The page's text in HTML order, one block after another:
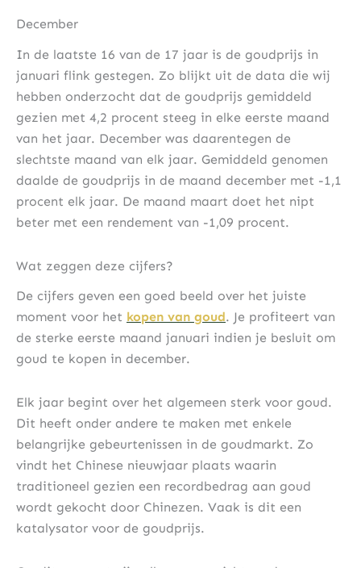
December
In de laatste 16 van de 17 jaar is de goudprijs in
januari flink gestegen. Zo blijkt uit de data die wij
hebben onderzocht dat de goudprijs gemiddeld
gezien met 4,2 procent steeg in elke eerste maand
van het jaar. December was daarentegen de
slechtste maand van elk jaar. Gemiddeld genomen
daalde de goudprijs in de maand december met -1,1
procent elk jaar. De maand maart doet het nipt
beter met een rendement van -1,09 procent.
Wat zeggen deze cijfers?
De cijfers geven een goed beeld over het juiste
moment voor het kopen van goud. Je profiteert van
de sterke eerste maand januari indien je besluit om
goud te kopen in december.
Elk jaar begint over het algemeen sterk voor goud.
Dit heeft onder andere te maken met enkele
belangrijke gebeurtenissen in de goudmarkt. Zo
vindt het Chinese nieuwjaar plaats waarin
traditioneel gezien een recordbedrag aan goud
wordt gekocht door Chinezen. Vaak is dit een
katalysator voor de goudprijs.